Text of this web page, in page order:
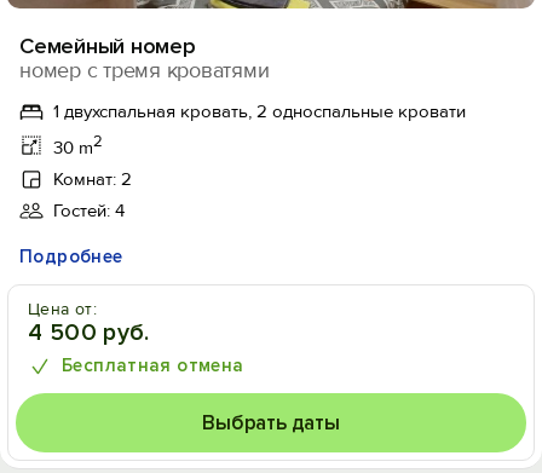
Семейный номер
номер с тремя кроватями
1 двухспальная кровать, 2 односпальные кровати
30 m2
Комнат: 2
Гостей: 4
Подробнее
Цена от:
4 500 руб.
Бесплатная отмена
Выбрать даты